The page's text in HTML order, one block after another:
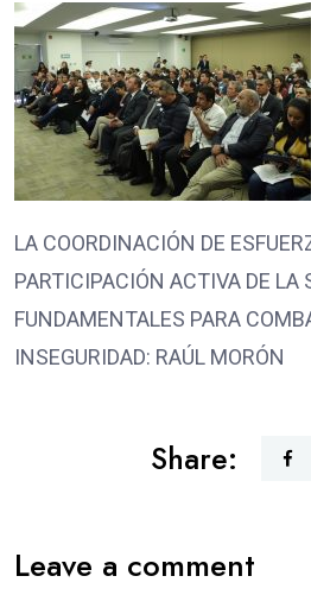
LA COORDINACIÓN DE
PARTICIPACIÓN ACTIVA DE LA
FUNDAMENTALES PARA
INSEGURIDAD: RAÚL MORÓN
Share:
Leave a comment